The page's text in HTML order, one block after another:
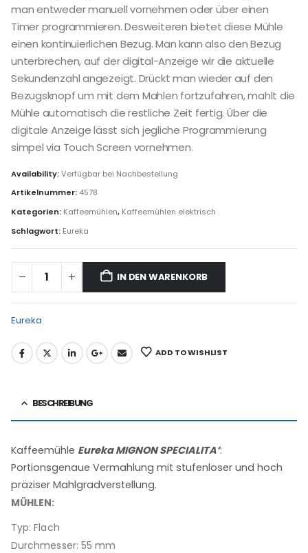
man entweder manuell vornehmen oder über einen
Timer programmieren. Desweiteren bietet diese Mühle
einen kontinuierlichen Bezug. Man kann also den Bezug
unterbrechen, auf der digital-Anzeige wir die aktuelle
Sekundenzahl angezeigt. Drückt man wieder auf den
Bezugsknopf um mit dem Mahlen fortzufahren, mahlt die
Mühle automatisch die restliche Zeit fertig. Über die
digitale Anzeige lässt sich jegliche Programmierung
simpel via Touch Screen vornehmen.
Availability:Verfügbar bei Nachbestellung
Artikelnummer: 4578
Kategorien: Kaffeemühlen, Kaffeemühlen elektrisch
Schlagwort: Eureka
IN DEN WARENKORB
Eureka
ADD TO WISHLIST
BESCHREIBUNG
Kaffeemühle Eureka MIGNON SPECIALITA’:
Portionsgenaue Vermahlung mit stufenloser und hoch
präziser Mahlgradverstellung.
MÜHLEN:
Typ: Flach
Durchmesser: 55 mm